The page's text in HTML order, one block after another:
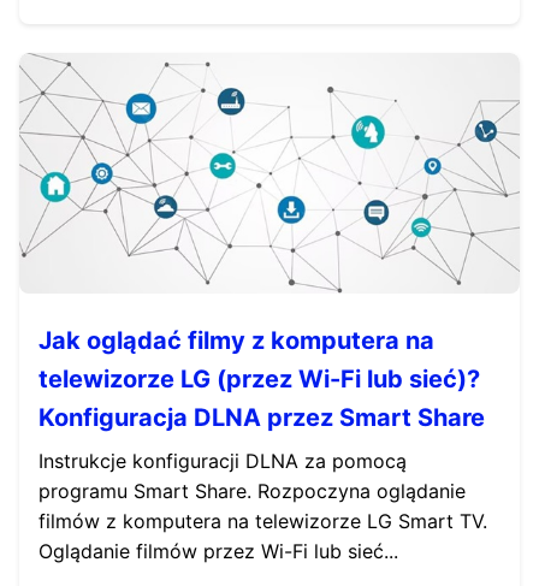
Jak oglądać filmy z komputera na
telewizorze LG (przez Wi-Fi lub sieć)?
Konfiguracja DLNA przez Smart Share
Instrukcje konfiguracji DLNA za pomocą
programu Smart Share. Rozpoczyna oglądanie
filmów z komputera na telewizorze LG Smart TV.
Oglądanie filmów przez Wi-Fi lub sieć...